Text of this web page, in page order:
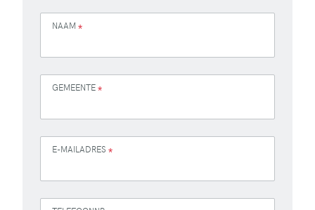
NAAM *
GEMEENTE*
E-MAILADRES *